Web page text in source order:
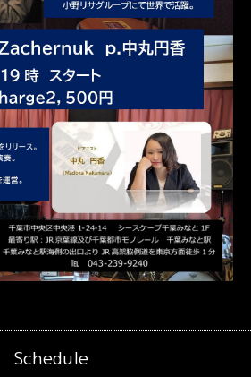
Schedule